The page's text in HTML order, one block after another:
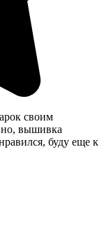
своим
вышивка
буду еще к